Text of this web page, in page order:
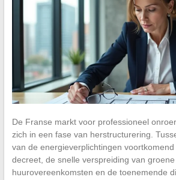
De Franse markt voor professioneel
zich in een fase van herstructurering.
van de energieverplichtingen
decreet, de snelle verspreiding van groene
huurovereenkomsten en de toenemende